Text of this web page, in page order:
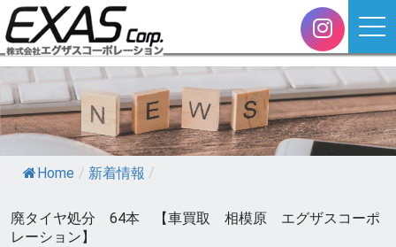
Home / 新着情報 /
廃タイヤ処分 64本 【車買取 相模原 エグザスコーポ
レーション】